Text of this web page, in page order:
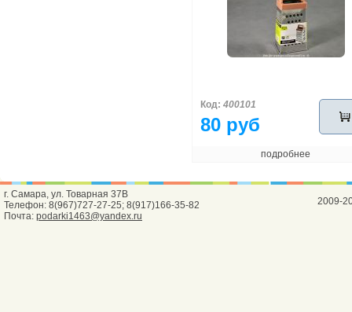
Код: 400101
80 руб
подробнее
г. Самара, ул. Товарная 37В
Телефон: 8(967)727-27-25; 8(917)166-35-82
Почта: podarki1463@yandex.ru
2009-